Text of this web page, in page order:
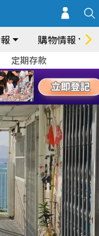
購物情報
定期存款